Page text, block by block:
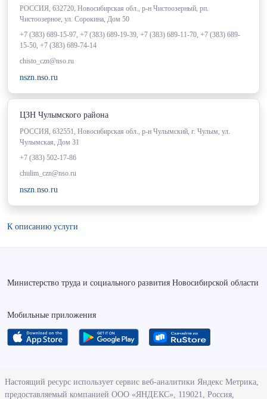
РОССИЯ, 632720, Новосибирская обл., р-н Чистоозерный, рп.
Чистоозерное, ул. Сорокина, Дом 50
+7 (383) 689-15-97, +7 (383) 689-19-39, +7 (383) 689-11-70, +7 (383) 689-
15-50, +7 (383) 689-74-14
chisto_czn@nso.ru
nszn.nso.ru
ЦЗН Чулымского района
РОССИЯ, 632551, Новосибирская обл., р-н Чулымский, г. Чулым, ул.
Чулымская, Дом 31
+7 (383) 502-17-86
chulim_czn@nso.ru
nszn.nso.ru
К описанию услуги
Министерство труда и социального развития Новосибирской области
Мобильные приложения
О ведомстве
Настоящий ресурс использует сервис веб-аналитики Яндекс Метрика,
предоставляемый компанией ООО «ЯНДЕКС», 119021, Россия,